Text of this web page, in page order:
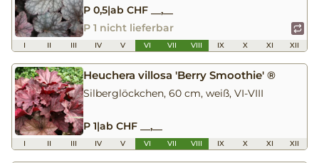
P 0,5|ab CHF __,__
P 1 nicht lieferbar
I II III IV V VI VII VIII IX X XI XII
Heuchera villosa 'Berry Smoothie' ®
Silberglöckchen, 60 cm, weiß, VI-VIII
P 1|ab CHF __,__
I II III IV V VI VII VIII IX X XI XII